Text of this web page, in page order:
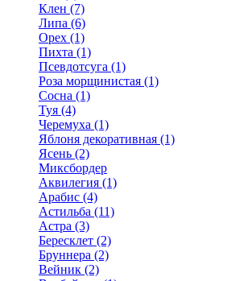
Клен (7)
Липа (6)
Орех (1)
Пихта (1)
Псевдотсуга (1)
Роза морщинистая (1)
Сосна (1)
Туя (4)
Черемуха (1)
Яблоня декоративная (1)
Ясень (2)
Миксбордер
Аквилегия (1)
Арабис (4)
Астильба (11)
Астра (3)
Бересклет (2)
Бруннера (2)
Вейник (2)